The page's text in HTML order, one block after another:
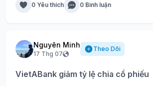
0 Yêu thích 0 Bình luận
Nguyên Minh
17 Thg 07
Theo Dõi
VietABank giảm tỷ lệ chia cổ phiếu